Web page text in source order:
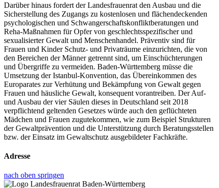
Darüber hinaus fordert der Landesfrauenrat den Ausbau und die
Sicherstellung des Zugangs zu kostenlosen und flächendeckenden
psychologischen und Schwangerschaftskonfliktberatungen und
Reha-Maßnahmen für Opfer von geschlechtsspezifischer und
sexualisierter Gewalt und Menschenhandel. Präventiv sind für
Frauen und Kinder Schutz- und Privaträume einzurichten, die von
den Bereichen der Männer getrennt sind, um Einschüchterungen
und Übergriffe zu vermeiden. Baden-Württemberg müsse die
Umsetzung der Istanbul-Konvention, das Übereinkommen des
Europarates zur Verhütung und Bekämpfung von Gewalt gegen
Frauen und häusliche Gewalt, konsequent vorantreiben. Der Auf-
und Ausbau der vier Säulen dieses in Deutschland seit 2018
verpflichtend geltenden Gesetzes würde auch den geflüchteten
Mädchen und Frauen zugutekommen, wie zum Beispiel Strukturen
der Gewaltprävention und die Unterstützung durch Beratungsstellen
bzw. der Einsatz im Gewaltschutz ausgebildeter Fachkräfte.
Adresse
nach oben springen